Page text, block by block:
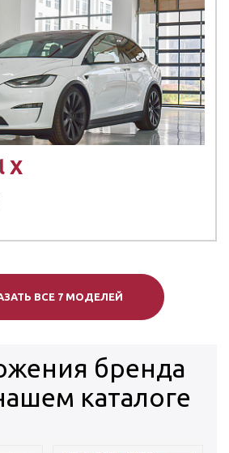
X
ВСЕ 7 МОДЕЛЕЙ
бренда
каталоге